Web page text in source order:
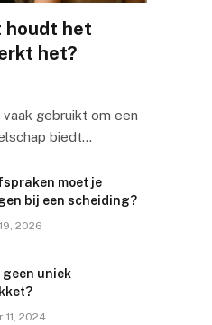
houdt het
het?
gebruikt om een
biedt…
moet je
bij een scheiding?
2026
geen uniek
11, 2024